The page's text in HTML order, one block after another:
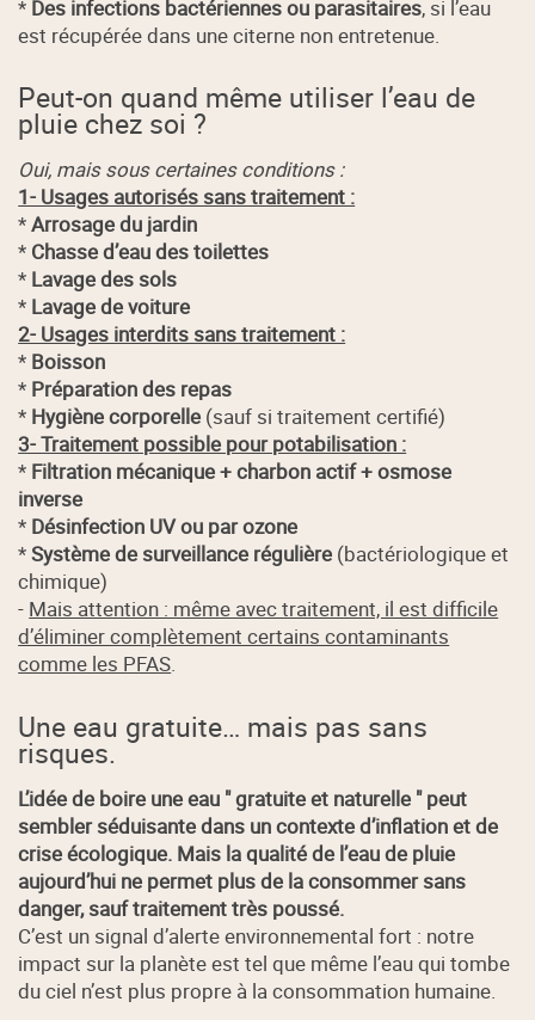
* Des infections bactériennes ou parasitaires, si l’eau
est récupérée dans une citerne non entretenue.
Peut-on quand même utiliser l’eau de
pluie chez soi ?
Oui, mais sous certaines conditions :
1- Usages autorisés sans traitement :
*Arrosage du jardin
* Chasse d’eau des toilettes
* Lavage des sols
* Lavage de voiture
2- Usages interdits sans traitement :
* Boisson
* Préparation des repas
* Hygiène corporelle (sauf si traitement certifié)
3- Traitement possible pour potabilisation :
* Filtration mécanique + charbon actif + osmose
inverse
* Désinfection UV ou par ozone
*Système de surveillance régulière (bactériologique et
chimique)
- Mais attention : même avec traitement, il est difficile
d’éliminer complètement certains contaminants
comme les PFAS.
Une eau gratuite… mais pas sans
risques.
L’idée de boire une eau " gratuite et naturelle " peut
sembler séduisante dans un contexte d’inflation et de
crise écologique. Mais la qualité de l’eau de pluie
aujourd’hui ne permet plus de la consommer sans
danger, sauf traitement très poussé.
C’est un signal d’alerte environnemental fort : notre
impact sur la planète est tel que même l’eau qui tombe
du ciel n’est plus propre à la consommation humaine.